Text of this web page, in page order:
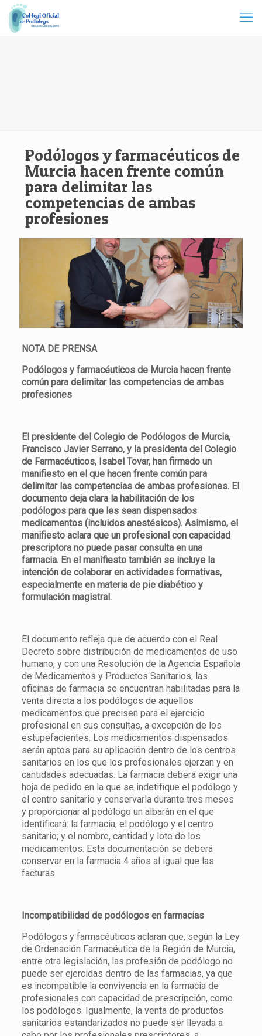
Podólogos y farmacéuticos de
Murcia hacen frente común
para delimitar las
competencias de ambas
profesiones
NOTA DE PRENSA
Podólogos y farmacéuticos de Murcia hacen frente
común para delimitar las competencias de ambas
profesiones
El presidente del Colegio de Podólogos de Murcia,
Francisco Javier Serrano, y la presidenta del Colegio
de Farmacéuticos, Isabel Tovar, han firmado un
manifiesto en el que hacen frente común para
delimitar las competencias de ambas profesiones. El
documento deja clara la habilitación de los
podólogos para que les sean dispensados
medicamentos (incluidos anestésicos). Asimismo, el
manifiesto aclara que un profesional con capacidad
prescriptora no puede pasar consulta en una
farmacia. En el manifiesto también se incluye la
intención de colaborar en actividades formativas,
especialmente en materia de pie diabético y
formulación magistral.
El documento refleja que de acuerdo con el Real
Decreto sobre distribución de medicamentos de uso
humano, y con una Resolución de la Agencia Española
de Medicamentos y Productos Sanitarios, las
oficinas de farmacia se encuentran habilitadas para la
venta directa a los podólogos de aquellos
medicamentos que precisen para el ejercicio
profesional en sus consultas, a excepción de los
estupefacientes. Los medicamentos dispensados
serán aptos para su aplicación dentro de los centros
sanitarios en los que los profesionales ejerzan y en
cantidades adecuadas. La farmacia deberá exigir una
hoja de pedido en la que se indetifique el podólogo y
el centro sanitario y conservarla durante tres meses
y proporcionar al podólogo un albarán en el que
identificará: la farmacia, el podólogo y el centro
sanitario; y el nombre, cantidad y lote de los
medicamentos. Esta documentación se deberá
conservar en la farmacia 4 años al igual que las
facturas.
Incompatibilidad de podólogos en farmacias
Podólogos y farmacéuticos aclaran que, según la Ley
de Ordenación Farmacéutica de la Región de Murcia,
entre otra legislación, las profesión de podólogo no
puede ser ejercidas dentro de las farmacias, ya que
es incompatible la convivencia en la farmacia de
profesionales con capacidad de prescripción, como
los podólogos. Igualmente, la venta de productos
sanitarios estandarizados no puede ser llevada a